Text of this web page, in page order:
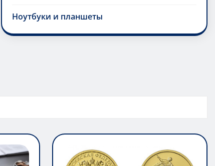
Ноутбуки и планшеты